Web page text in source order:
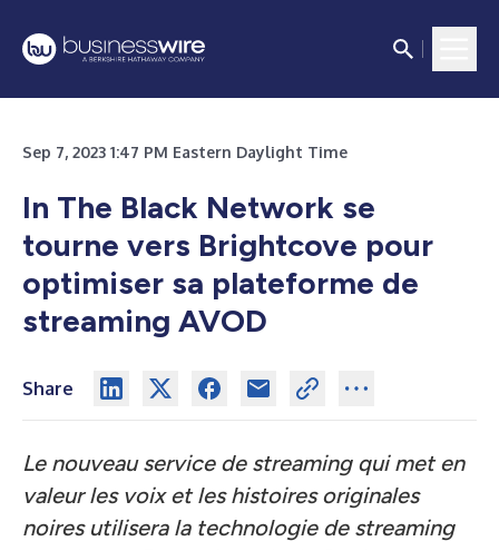
Sep 7, 2023 1:47 PM Eastern Daylight Time
In The Black Network se
tourne vers Brightcove pour
optimiser sa plateforme de
streaming AVOD
Share
Le nouveau service de streaming qui met en
valeur les voix et les histoires originales
noires utilisera la technologie de streaming